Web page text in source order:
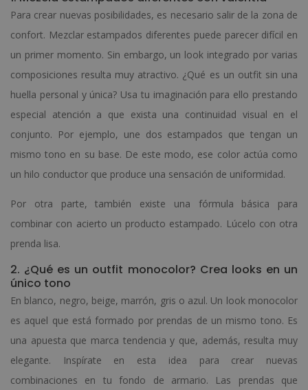
Para crear nuevas posibilidades, es necesario salir de la zona de
confort. Mezclar estampados diferentes puede parecer difícil en
un primer momento. Sin embargo, un look integrado por varias
composiciones resulta muy atractivo. ¿Qué es un outfit sin una
huella personal y única? Usa tu imaginación para ello prestando
especial atención a que exista una continuidad visual en el
conjunto. Por ejemplo, une dos estampados que tengan un
mismo tono en su base. De este modo, ese color actúa como
un hilo conductor que produce una sensación de uniformidad.
Por otra parte, también existe una fórmula básica para
combinar con acierto un producto estampado. Lúcelo con otra
prenda lisa.
2. ¿Qué es un outfit monocolor? Crea looks en un
único tono
En blanco, negro, beige, marrón, gris o azul. Un look monocolor
es aquel que está formado por prendas de un mismo tono. Es
una apuesta que marca tendencia y que, además, resulta muy
elegante. Inspírate en esta idea para crear nuevas
combinaciones en tu fondo de armario. Las prendas que